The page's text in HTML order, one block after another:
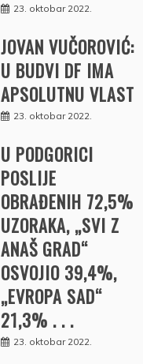
23. oktobar 2022.
JOVAN VUČOROVIĆ:
U BUDVI DF IMA
APSOLUTNU VLAST
23. oktobar 2022.
U PODGORICI
POSLIJE
OBRAĐENIH 72,5%
UZORAKA, „SVI Z
ANAŠ GRAD“
OSVOJIO 39,4%,
„EVROPA SAD“
21,3% . . .
23. oktobar 2022.